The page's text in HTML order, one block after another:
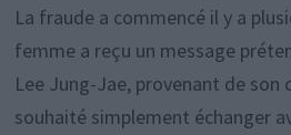
La fraude a commencé il y a
femme a reçu un message
Lee Jung-Jae, provenant de
souhaité simplement échanger